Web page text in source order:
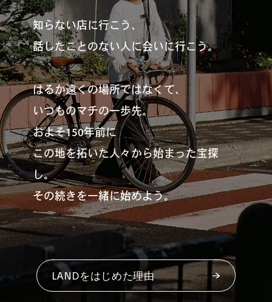
#古着界隈
#雨の日・雪の日の正解
#Meet-Up Spot
#呑める粉もんの世界
#夢中になれる、仕事のは
なし
知らない店に行こう、
話したことのない人に会いに行こう。
はるか遠くの場所ではなくて、
いつものマチの一歩先。
およそ150年前に
この地を拓いた人々から始まった宝探
し。
その続きを一緒に始めよう。
LANDをはじめた理由